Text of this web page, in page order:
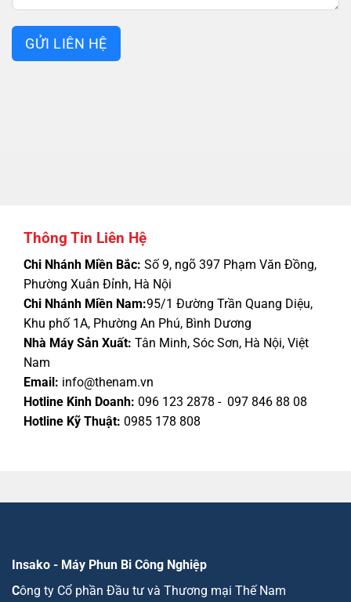
GỬI LIÊN HỆ
Thông Tin Liên Hệ
Chi Nhánh Miền Bắc: Số 9, ngõ 397 Phạm Văn Đồng,
Phường Xuân Đỉnh, Hà Nội
Chi Nhánh Miền Nam:95/1 Đường Trần Quang Diệu,
Khu phố 1A, Phường An Phú, Bình Dương
Nhà Máy Sản Xuất: Tân Minh, Sóc Sơn, Hà Nội, Việt
Nam
Email: info@thenam.vn
Hotline Kinh Doanh: 096 123 2878 - 097 846 88 08
Hotline Kỹ Thuật: 0985 178 808
Insako - Máy Phun Bi Công Nghiệp
Công ty Cổ phần Đầu tư và Thương mại Thế Nam